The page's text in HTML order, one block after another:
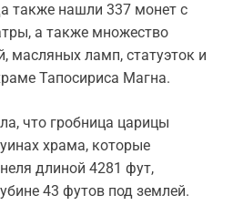
также нашли 337 монет с
а также множество
масляных ламп, статуэток и
Тапосириса Магна.
что гробница царицы
храма, которые
длиной 4281 фут,
43 футов под землей.